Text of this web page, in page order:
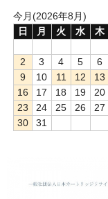
今月(2026年8月)
日
月 火 水 木
2
3 4 5 6
9
10 11 12 13
16
17 18 19 20
23
24 25 26 27
30
31